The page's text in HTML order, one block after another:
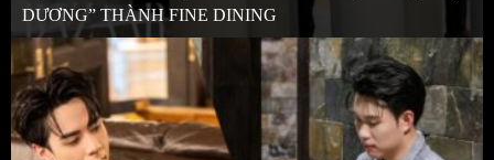
DƯƠNG” THÀNH FINE DINING